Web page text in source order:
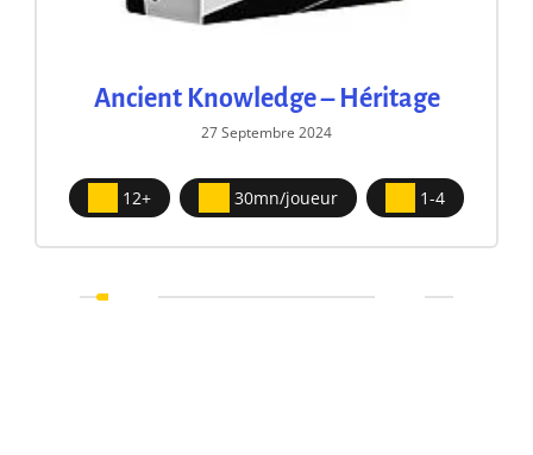
Ancient Knowledge – Héritage
27 Septembre 2024
12+ 30mn/joueur 1-4